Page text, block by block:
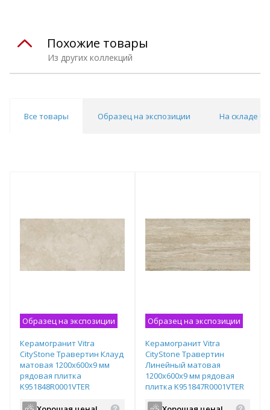
Из других коллекций
Похожие товары
Все товары Образец на экспозиции На складе
Образец на экспозиции
Керамогранит Vitra
CityStone Травертин Клауд
матовая 1200х600х9 мм
рядовая плитка
K951848R0001VTER
Образец на экспозиции
Керамогранит Vitra
CityStone Травертин
Линейный матовая
1200х600х9 мм рядовая
плитка K951847R0001VTER